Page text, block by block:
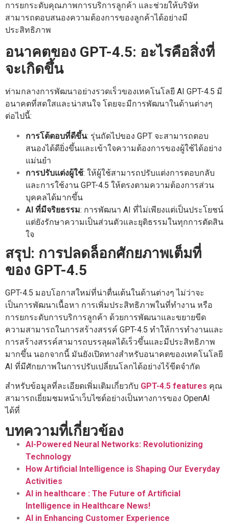
การยกระดับคุณภาพการบริการลูกค้า และช่วยให้บริษัท
สามารถตอบสนองความต้องการของลูกค้าได้อย่างมี
ประสิทธิภาพ
อนาคตของ GPT-4.5: อะไรคือสิ่งที่
จะเกิดขึ้น
ท่ามกลางการพัฒนาอย่างรวดเร็วของเทคโนโลยี AI GPT-4.5 มี
อนาคตที่สดใสและน่าสนใจ โดยจะมีการพัฒนาในด้านต่างๆ
ต่อไปนี้:
การโต้ตอบที่ดีขึ้น: รุ่นถัดไปของ GPT จะสามารถตอบ
สนองได้ดียิ่งขึ้นและเข้าใจความต้องการของผู้ใช้ได้อย่าง
แม่นยำ
การปรับแต่งผู้ใช้: ให้ผู้ใช้สามารถปรับแต่งการตอบกลับ
และการใช้งาน GPT-4.5 ให้ตรงตามความต้องการส่วน
บุคคลได้มากขึ้น
AI ที่มีจริยธรรม: การพัฒนา AI ที่ไม่เพียงแต่เป็นประโยชน์
แต่ยังรักษาความเป็นส่วนตัวและยุติธรรมในทุกการตัดสิน
ใจ
สรุป: การปลดล็อกศักยภาพเต็มที่
ของ GPT-4.5
GPT-4.5 มอบโอกาสใหม่ที่น่าตื่นเต้นในด้านต่างๆ ไม่ว่าจะ
เป็นการพัฒนาเนื้อหา การเพิ่มประสิทธิภาพในที่ทำงาน หรือ
การยกระดับการบริการลูกค้า ด้วยการพัฒนาและขยายขีด
ความสามารถในการสร้างสรรค์ GPT-4.5 ทำให้การทำงานและ
การสร้างสรรค์สามารถบรรลุผลได้เร็วขึ้นและมีประสิทธิภาพ
มากขึ้น นอกจากนี้ มันยังเปิดทางสำหรับอนาคตของเทคโนโลยี
AI ที่มีศักยภาพในการปรับเปลี่ยนโลกได้อย่างไร้ขีดจำกัด
สำหรับข้อมูลที่ละเอียดเพิ่มเติมเกี่ยวกับ GPT-4.5 features คุณ
สามารถเยี่ยมชมหน้าเว็บไซต์อย่างเป็นทางการของ OpenAI
ได้ที่
บทความที่เกี่ยวข้อง
AI-Powered Neural Networks: Revolutionizing
Technology
How Artificial Intelligence is Shaping Our Everyday
Activities
AI in healthcare : The Future of Artificial
Intelligence in Healthcare News!
AI in Enhancing Customer Experience